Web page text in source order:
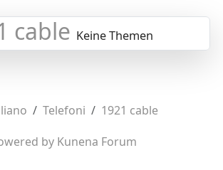
cable Keine Themen
Telefoni
1921 cable
by Kunena Forum